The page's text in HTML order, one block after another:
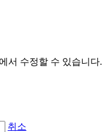
서 수정할 수 있습니다.
취소